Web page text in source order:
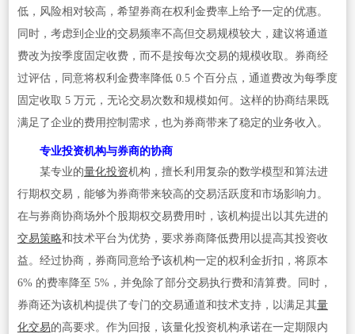
低，风险相对较高，希望券商在权利金费率上给予一定的优惠。
同时，考虑到企业的交易频率不高但交易规模较大，建议将通道
费改为按季度固定收费，而不是按每次交易的规模收取。券商经
过评估，同意将权利金费率降低 0.5 个百分点，通道费改为每季度
固定收取 5 万元，无论交易次数和规模如何。这样的协商结果既
满足了企业的费用控制需求，也为券商带来了稳定的业务收入。
专业投资机构与券商的协商
某专业的量化投资机构，擅长利用复杂的数学模型和算法进
行期权交易，能够为券商带来较高的交易活跃度和市场影响力。
在与券商协商场外个股期权交易费用时，该机构提出以其先进的
交易策略和技术平台为优势，要求券商降低费用以提高其投资收
益。经过协商，券商同意给予该机构一定的权利金折扣，将原本
6% 的费率降至 5%，并免除了部分交易执行费和清算费。同时，
券商还为该机构提供了专门的交易通道和技术支持，以满足其量
化交易的高要求。作为回报，该量化投资机构承诺在一定期限内